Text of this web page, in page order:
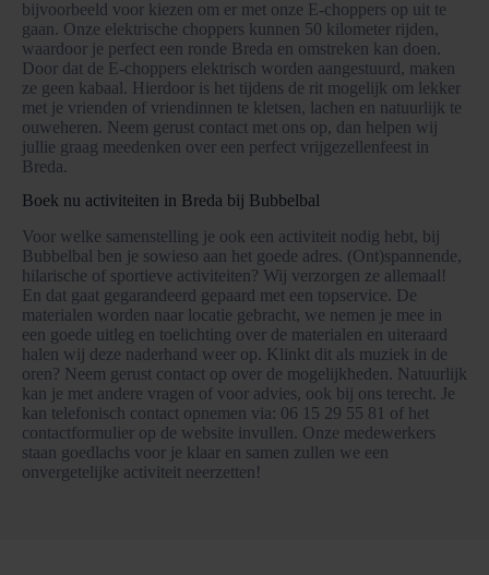
bijvoorbeeld voor kiezen om er met onze E-choppers op uit te
gaan. Onze elektrische choppers kunnen 50 kilometer rijden,
waardoor je perfect een ronde Breda en omstreken kan doen.
Door dat de E-choppers elektrisch worden aangestuurd, maken
ze geen kabaal. Hierdoor is het tijdens de rit mogelijk om lekker
met je vrienden of vriendinnen te kletsen, lachen en natuurlijk te
ouweheren. Neem gerust contact met ons op, dan helpen wij
jullie graag meedenken over een perfect vrijgezellenfeest in
Breda.
Boek nu activiteiten in Breda bij Bubbelbal
Voor welke samenstelling je ook een activiteit nodig hebt, bij
Bubbelbal ben je sowieso aan het goede adres. (Ont)spannende,
hilarische of sportieve activiteiten? Wij verzorgen ze allemaal!
En dat gaat gegarandeerd gepaard met een topservice. De
materialen worden naar locatie gebracht, we nemen je mee in
een goede uitleg en toelichting over de materialen en uiteraard
halen wij deze naderhand weer op. Klinkt dit als muziek in de
oren? Neem gerust contact op over de mogelijkheden. Natuurlijk
kan je met andere vragen of voor advies, ook bij ons terecht. Je
kan telefonisch contact opnemen via: 06 15 29 55 81 of het
contactformulier op de website invullen. Onze medewerkers
staan goedlachs voor je klaar en samen zullen we een
onvergetelijke activiteit neerzetten!